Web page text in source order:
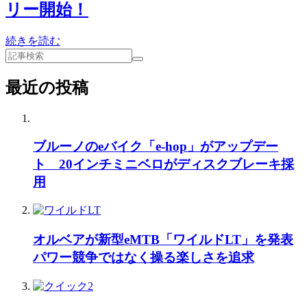
リー開始！
続きを読む
最近の投稿
ブルーノのeバイク「e-hop」がアップデー
ト 20インチミニベロがディスクブレーキ採
用
オルベアが新型eMTB「ワイルドLT」を発表
パワー競争ではなく操る楽しさを追求